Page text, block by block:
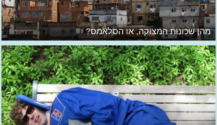
מהן שכונות המצוקה, או הסלאמס?